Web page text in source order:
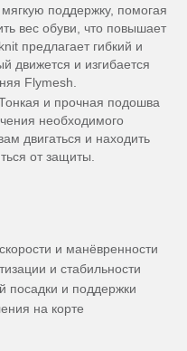
поддержку, помогая
вес обуви, что повышает
предлагает гибкий и
движется и изгибается
Flymesh.
и прочная подошва
необходимого
двигаться и находить
от защиты.
и манёвренности
и стабильности
посадки и поддержки
на корте